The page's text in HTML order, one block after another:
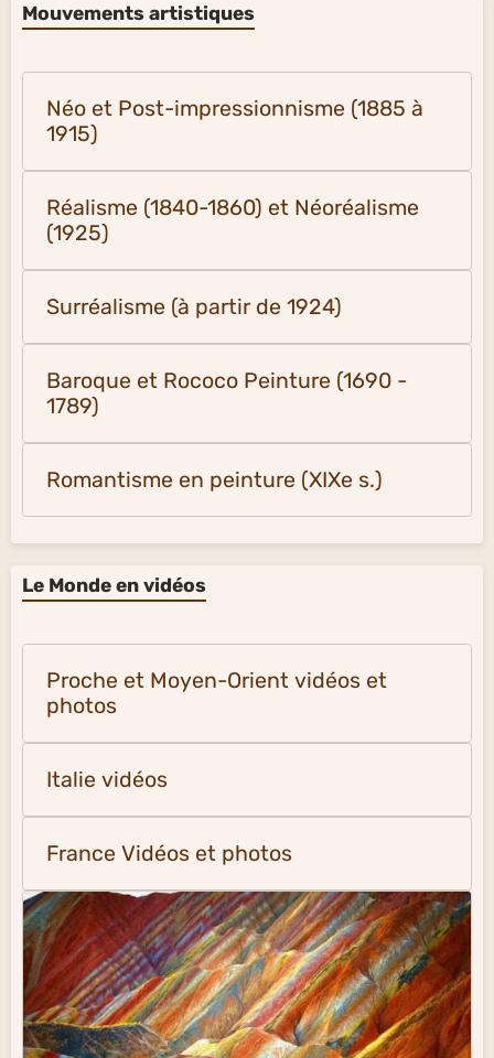
Mouvements artistiques
Néo et Post-impressionnisme (1885 à
1915)
Réalisme (1840-1860) et Néoréalisme
(1925)
Surréalisme (à partir de 1924)
Baroque et Rococo Peinture (1690 -
1789)
Romantisme en peinture (XIXe s.)
Le Monde en vidéos
Proche et Moyen-Orient vidéos et
photos
Italie vidéos
France Vidéos et photos